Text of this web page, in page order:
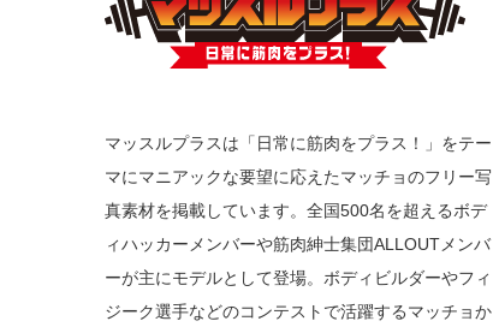
マッスルプラスは「日常に筋肉をプラス！」をテー
マにマニアックな要望に応えたマッチョのフリー写
真素材を掲載しています。全国500名を超えるボデ
ィハッカーメンバーや筋肉紳士集団ALLOUTメンバ
ーが主にモデルとして登場。ボディビルダーやフィ
ジーク選手などのコンテストで活躍するマッチョか